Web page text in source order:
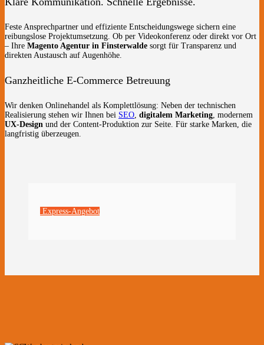
Feste Ansprechpartner und effiziente Entscheidungswege sichern eine
reibungslose Projektumsetzung. Ob per Videokonferenz oder direkt vor Ort
– Ihre Magento Agentur in Finsterwalde sorgt für Transparenz und
direkten Austausch auf Augenhöhe.
Ganzheitliche E-Commerce Betreuung
Wir denken Onlinehandel als Komplettlösung: Neben der technischen
Realisierung stehen wir Ihnen bei SEO, digitalem Marketing, modernem
UX-Design und der Content-Produktion zur Seite. Für starke Marken, die
langfristig überzeugen.
Express-Angebot